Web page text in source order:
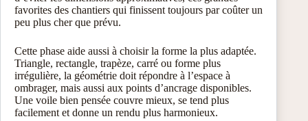
favorites des chantiers qui finissent toujours par coûter un
peu plus cher que prévu.
Cette phase aide aussi à choisir la forme la plus adaptée.
Triangle, rectangle, trapèze, carré ou forme plus
irrégulière, la géométrie doit répondre à l’espace à
ombrager, mais aussi aux points d’ancrage disponibles.
Une voile bien pensée couvre mieux, se tend plus
facilement et donne un rendu plus harmonieux.